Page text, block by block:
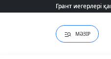
Грант иегерлері
Грант иегерлері
МӘЗІР